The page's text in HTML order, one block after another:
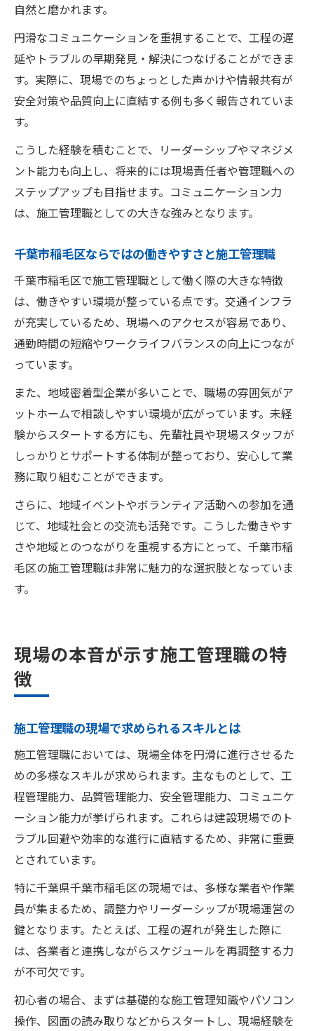
自然と磨かれます。
円滑なコミュニケーションを重視することで、工程の遅
延やトラブルの早期発見・解決につなげることができま
す。実際に、現場でのちょっとした声かけや情報共有が
安全対策や品質向上に直結する例も多く報告されていま
す。
こうした経験を積むことで、リーダーシップやマネジメ
ント能力も向上し、将来的には現場責任者や管理職への
ステップアップも目指せます。コミュニケーション力
は、施工管理職としての大きな強みとなります。
千葉市稲毛区ならではの働きやすさと施工管理職
千葉市稲毛区で施工管理職として働く際の大きな特徴
は、働きやすい環境が整っている点です。交通インフラ
が充実しているため、現場へのアクセスが容易であり、
通勤時間の短縮やワークライフバランスの向上につなが
っています。
また、地域密着型企業が多いことで、職場の雰囲気がア
ットホームで相談しやすい環境が広がっています。未経
験からスタートする方にも、先輩社員や現場スタッフが
しっかりとサポートする体制が整っており、安心して業
務に取り組むことができます。
さらに、地域イベントやボランティア活動への参加を通
じて、地域社会との交流も活発です。こうした働きやす
さや地域とのつながりを重視する方にとって、千葉市稲
毛区の施工管理職は非常に魅力的な選択肢となっていま
す。
現場の本音が示す施工管理職の特
徴
施工管理職の現場で求められるスキルとは
施工管理職においては、現場全体を円滑に進行させるた
めの多様なスキルが求められます。主なものとして、工
程管理能力、品質管理能力、安全管理能力、コミュニケ
ーション能力が挙げられます。これらは建設現場でのト
ラブル回避や効率的な進行に直結するため、非常に重要
とされています。
特に千葉県千葉市稲毛区の現場では、多様な業者や作業
員が集まるため、調整力やリーダーシップが現場運営の
鍵となります。たとえば、工程の遅れが発生した際に
は、各業者と連携しながらスケジュールを再調整する力
が不可欠です。
初心者の場合、まずは基礎的な施工管理知識やパソコン
操作、図面の読み取りなどからスタートし、現場経験を